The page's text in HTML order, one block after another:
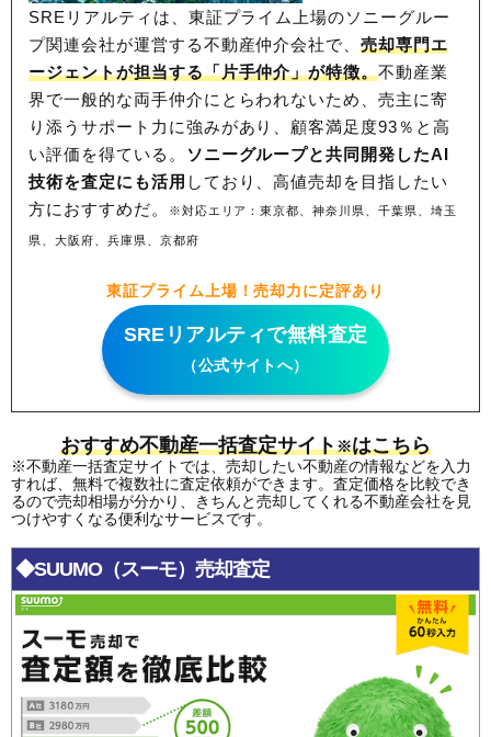
SREリアルティは、東証プライム上場のソニーグルー
プ関連会社が運営する不動産仲介会社で、売却専門エ
ージェントが担当する「片手仲介」が特徴。不動産業
界で一般的な両手仲介にとらわれないため、売主に寄
り添うサポート力に強みがあり、顧客満足度93％と高
い評価を得ている。 ソニーグループと共同開発したAI
技術を査定にも活用 しており、高値売却を目指したい
方におすすめだ。
※対応エリア：東京都、神奈川県、千葉県、埼玉
県、大阪府、兵庫県、京都府
東証プライム上場！売却力に定評あり
SREリアルティで無料査定
（公式サイトへ）
おすすめ不動産一括査定サイト※はこちら
※不動産一括査定サイトでは、売却したい不動産の情報などを入力
すれば、無料で複数社に査定依頼ができます。査定価格を比較でき
るので売却相場が分かり、きちんと売却してくれる不動産会社を見
つけやすくなる便利なサービスです。
◆SUUMO（スーモ）売却査定